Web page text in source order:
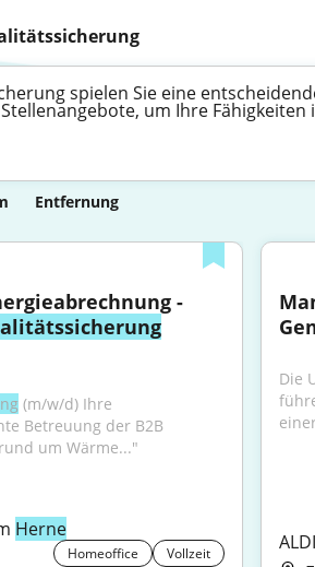
spielen Sie eine
um Ihre
Entfernung
-
(m/w/d) Ihre
Betreuung der B2B
um Wärme..."
Herne
Homeoffice Vollzeit
Die